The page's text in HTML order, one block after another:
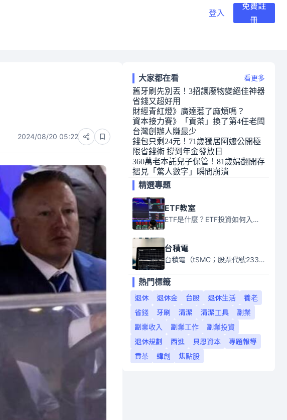
登入
免費註
冊
2024/08/20 05:22
大家都在看 看更多
舊牙刷先別丟！3招讓廢物變絕佳神器
省錢又超好用
財經青紅燈》廣達惹了麻煩嗎？
資本接力賽》「貢茶」換了第4任老闆
台灣創辦人賺最少
錢包只剩24元！71歲獨居阿嬤公開極
限省錢術 撐到年金發放日
360萬老本託兒子保管！81歲婦翻開存
摺見「驚人數字」瞬間崩潰
精選專題
ETF教室
ETF是什麼？ETF投資如何入門？本系列專題文章將會告訴你新手必須知道的ETF基礎知識。
台積電
台積電（tSMC；股票代號2330）是全球領先的半導體代工公司，成立於1987年，總部位於台灣新竹。且已於美國、日本、德國及中國設廠，台積電是全球首家專業積體電路製造服務公司，也是全球最先進和最大規模的半導體代工廠。
熱門標籤
退休
退休金 台股 退休生活
養老
省錢
牙刷 清潔 清潔工具
副業
副業收入
副業工作
副業投資
退休規劃
西進 貝恩資本
專題報導
貢茶
緯創 焦點股